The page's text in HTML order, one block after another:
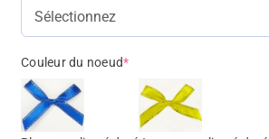
Couleur du noeud*